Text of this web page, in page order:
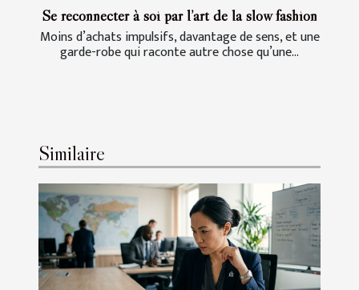
Se reconnecter à soi par l’art de la slow fashion
Moins d’achats impulsifs, davantage de sens, et une
garde-robe qui raconte autre chose qu’une...
Similaire